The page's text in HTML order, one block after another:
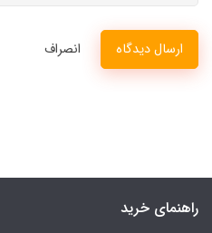
ارسال دیدگاه انصراف
راهنمای خرید